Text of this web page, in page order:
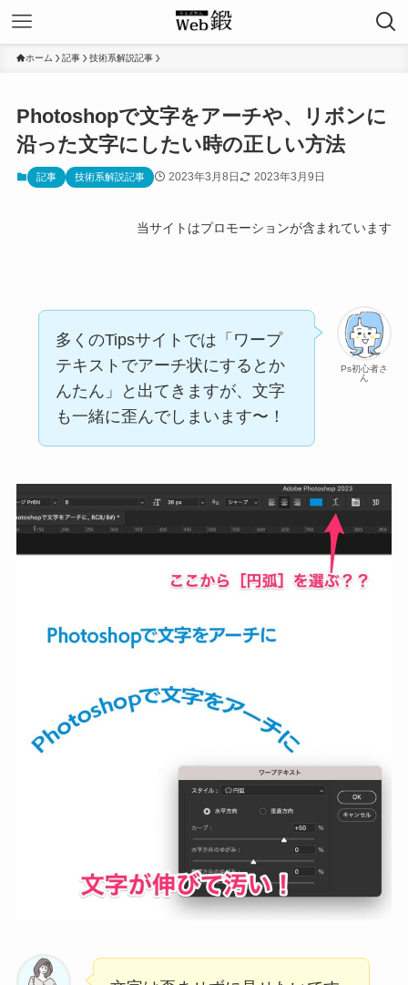
ホーム 記事 技術系解説記事
Photoshopで文字をアーチや、リボンに
沿った文字にしたい時の正しい方法
記事 技術系解説記事 2023年3月8日 2023年3月9日
当サイトはプロモーションが含まれています
Ps初心者さ
ん
多くのTipsサイトでは「ワープ
テキストでアーチ状にするとか
んたん」と出てきますが、文字
も一緒に歪んでしまいます〜！